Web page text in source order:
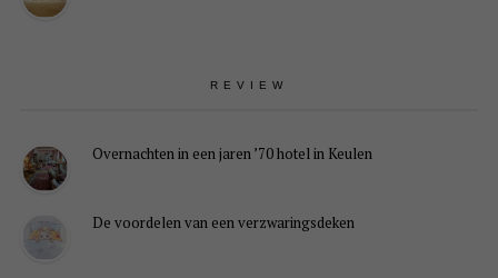
REVIEW
Overnachten in een jaren ’70 hotel in Keulen
De voordelen van een verzwaringsdeken